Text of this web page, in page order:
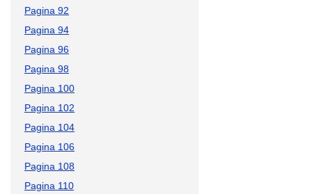
Pagina 92
Pagina 94
Pagina 96
Pagina 98
Pagina 100
Pagina 102
Pagina 104
Pagina 106
Pagina 108
Pagina 110